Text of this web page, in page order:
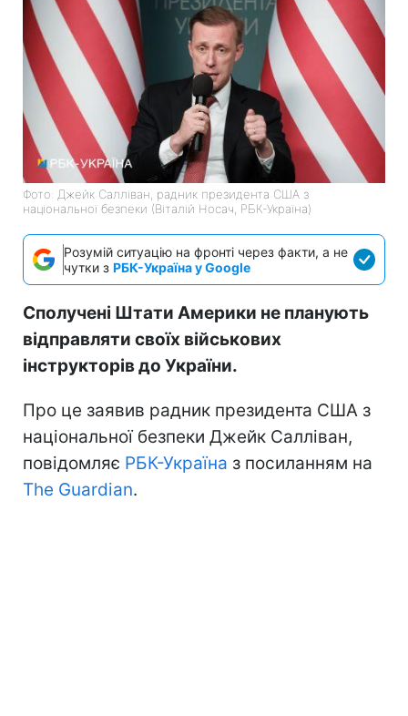
Фото: Джейк Салліван, радник президента США з
національної безпеки (Віталій Носач, РБК-Україна)
Розумій ситуацію на фронті через факти, а не
чутки з РБК-Україна у Google
Сполучені Штати Америки не планують
відправляти своїх військових
інструкторів до України.
Про це заявив радник президента США з
національної безпеки Джейк Салліван,
повідомляє РБК-Україна з посиланням на
The Guardian.